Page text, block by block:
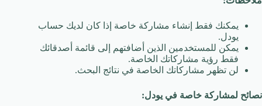
يمكنك فقط إنشاء مشاركة خاصة إذا كان لديك حساب
يودل.
يمكن للمستخدمين الذين أضافتهم إلى قائمة أصدقائك
فقط رؤية مشاركاتك الخاصة.
لن تظهر مشاركاتك الخاصة في نتائج البحث.
نصائح لمشاركة خاصة في يودل: